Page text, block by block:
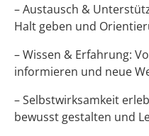
– Austausch &
Halt geben und
– Wissen & Erfahrung:
informieren und neue
– Selbstwirksamkeit
bewusst gestalten und